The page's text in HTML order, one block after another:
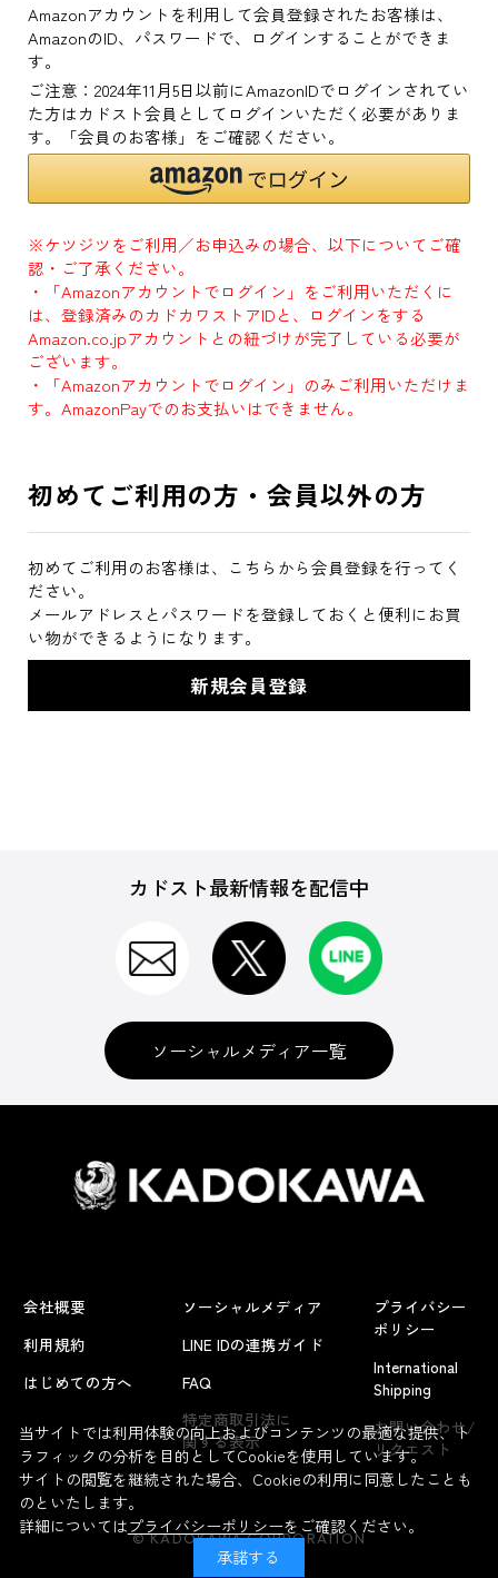
Amazonアカウントを利用して会員登録されたお客様は、
AmazonのID、パスワードで、ログインすることができま
す。
ご注意：2024年11月5日以前にAmazonIDでログインされてい
た方はカドスト会員としてログインいただく必要がありま
す。「会員のお客様」をご確認ください。
※ケツジツをご利用／お申込みの場合、以下についてご確
認・ご了承ください。
・「Amazonアカウントでログイン」をご利用いただくに
は、登録済みのカドカワストアIDと、ログインをする
Amazon.co.jpアカウントとの紐づけが完了している必要が
ございます。
・「Amazonアカウントでログイン」のみご利用いただけま
す。AmazonPayでのお支払いはできません。
初めてご利用の方・会員以外の方
初めてご利用のお客様は、こちらから会員登録を行ってく
ださい。
メールアドレスとパスワードを登録しておくと便利にお買
い物ができるようになります。
カドスト最新情報を配信中
ソーシャルメディア一覧
会社概要
利用規約
はじめての方へ
ソーシャルメディア
LINE IDの連携ガイド
FAQ
特定商取引法に
関する表示
プライバシー
ポリシー
International
Shipping
お問い合わせ/
リクエスト
© KADOKAWA CORPORATION
当サイトでは利用体験の向上およびコンテンツの最適な提供、ト
ラフィックの分析を目的としてCookieを使用しています。
サイトの閲覧を継続された場合、Cookieの利用に同意したことも
のといたします。
詳細についてはプライバシーポリシーをご確認ください。
承諾する